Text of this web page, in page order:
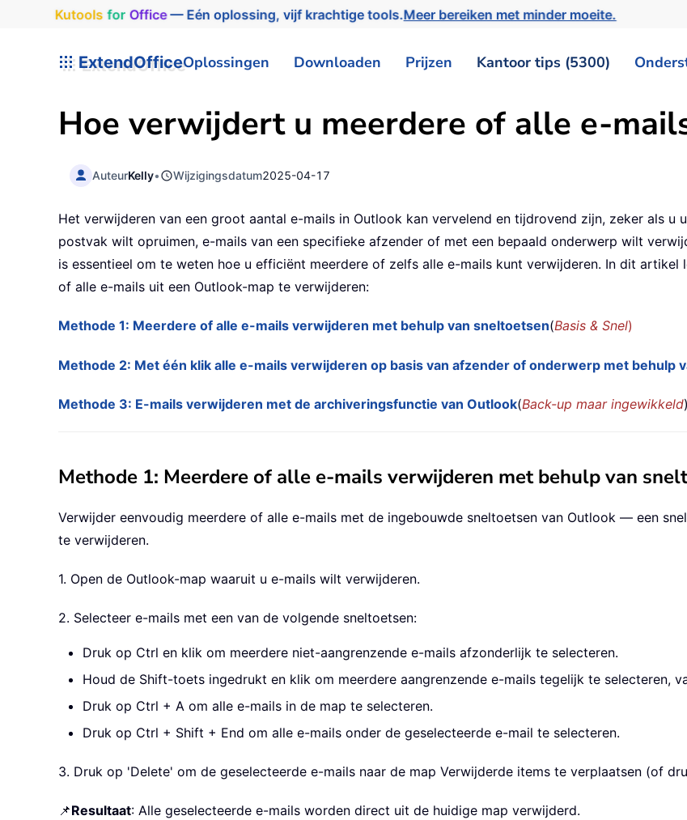
Kutools for Office— Eén oplossing, vijf krachtige tools.Meer bereiken met minder moeite.
ExtendOfficeOplossingen Downloaden Prijzen Kantoor tips (5300)
Hoe verwijdert u meerdere of alle e-
AuteurKelly• Wijzigingsdatum2025-04-17
Het verwijderen van een groot aantal e-mails in Outlook kan vervelend en tijdrovend zijn, zeker als u
postvak wilt opruimen, e-mails van een specifieke afzender of met een bepaald onderwerp wilt
is essentieel om te weten hoe u efficiënt meerdere of zelfs alle e-mails kunt verwijderen. In dit
of alle e-mails uit een Outlook-map te verwijderen:
Methode 1: Meerdere of alle e-mails verwijderen met behulp van sneltoetsen(Basis & Snel)
Methode 2: Met één klik alle e-mails verwijderen op basis van afzender of onderwerp met behulp
Methode 3: E-mails verwijderen met de archiveringsfunctie van Outlook(Back-up maar ingewikkeld)
Methode 1: Meerdere of alle e-mails verwijderen met behulp van
Verwijder eenvoudig meerdere of alle e-mails met de ingebouwde sneltoetsen van Outlook — een
te verwijderen.
1. Open de Outlook-map waaruit u e-mails wilt verwijderen.
2. Selecteer e-mails met een van de volgende sneltoetsen:
Druk op Ctrl en klik om meerdere niet-aangrenzende e-mails afzonderlijk te selecteren.
Houd de Shift-toets ingedrukt en klik om meerdere aangrenzende e-mails tegelijk te selecteren,
Druk op Ctrl + A om alle e-mails in de map te selecteren.
Druk op Ctrl + Shift + End om alle e-mails onder de geselecteerde e-mail te selecteren.
3. Druk op 'Delete' om de geselecteerde e-mails naar de map Verwijderde items te verplaatsen (of
📌Resultaat: Alle geselecteerde e-mails worden direct uit de huidige map verwijderd.